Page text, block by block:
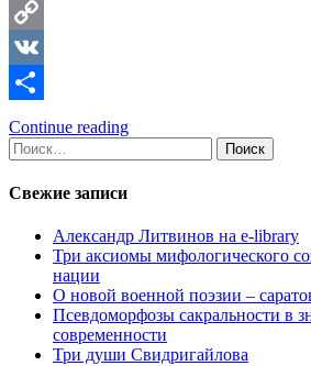
Telegram
Copy
Link
VK
Отправить
Continue reading
Найти:
Свежие записи
Александр Литвинов на e-library
Три аксиомы мифологического
нации
О новой военной поэзии –
Псевдоморфозы сакральности в
современности
Три души Свидригайлова